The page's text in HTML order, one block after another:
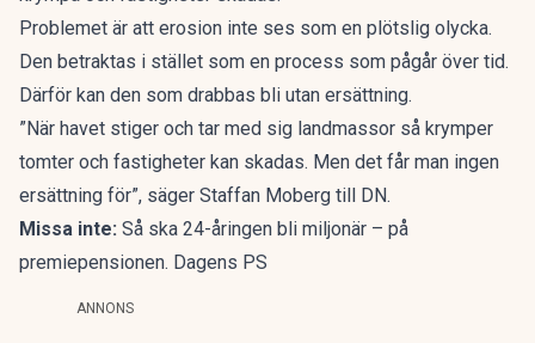
Problemet är att erosion inte ses som en plötslig olycka.
Den betraktas i stället som en process som pågår över tid.
Därför kan den som drabbas bli utan ersättning.
”När havet stiger och tar med sig landmassor så krymper
tomter och fastigheter kan skadas. Men det får man ingen
ersättning för”, säger Staffan Moberg till DN.
Missa inte: Så ska 24-åringen bli miljonär – på
premiepensionen. Dagens PS
ANNONS